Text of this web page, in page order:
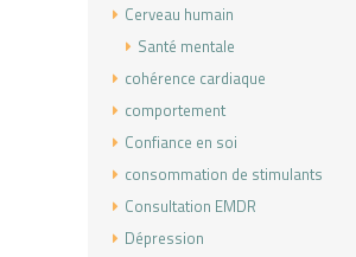
Cerveau humain
Santé mentale
cohérence cardiaque
comportement
Confiance en soi
consommation de stimulants
Consultation EMDR
Dépression